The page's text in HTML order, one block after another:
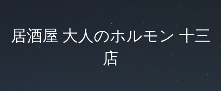
居酒屋 大人のホルモン 十三
店